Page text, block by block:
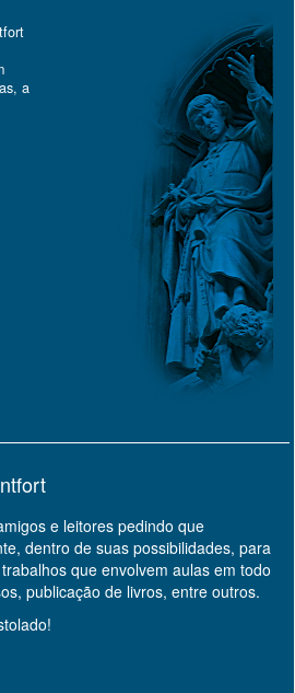
a
e leitores pedindo que
dentro de suas possibilidades, para
que envolvem aulas em todo
publicação de livros, entre outros.